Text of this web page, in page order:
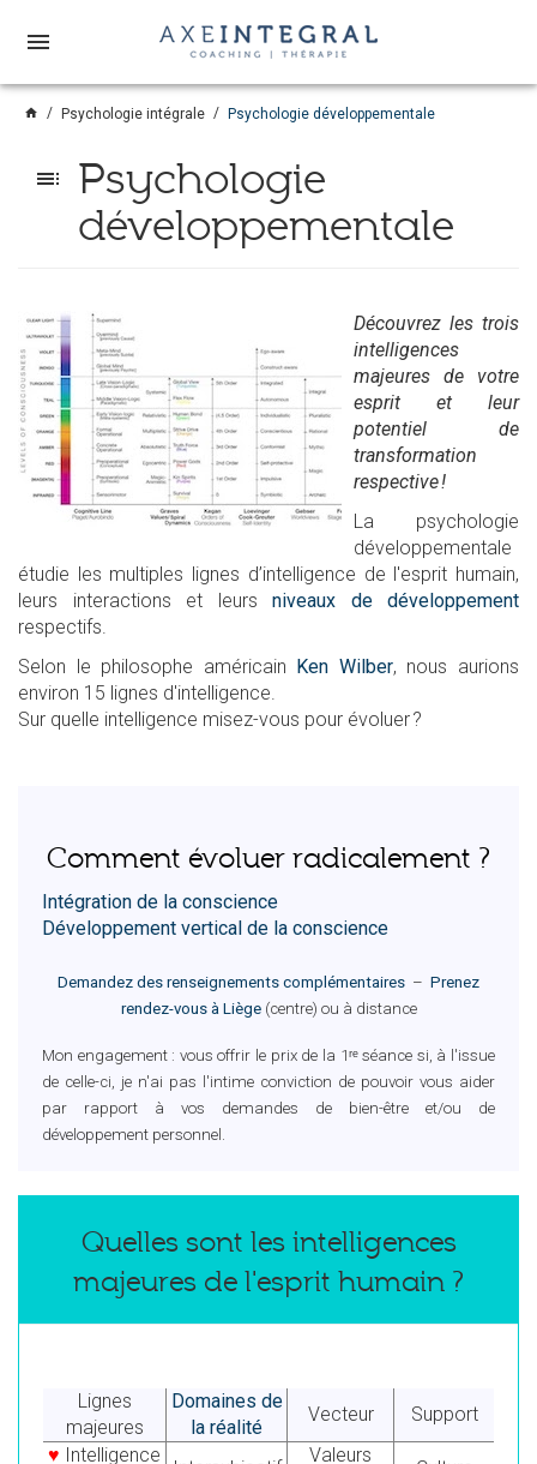
menu
home Psychologie intégrale Psychologie développementale
toc
Psychologie
développementale
Découvrez les trois
intelligences
majeures de votre
esprit et leur
potentiel de
transformation
respective !
La psychologie
développementale
étudie les multiples lignes d’intelligence de l'esprit humain,
leurs interactions et leurs niveaux de développement
respectifs.
Selon le philosophe américain Ken Wilber, nous aurions
environ 15 lignes d'intelligence.
Sur quelle intelligence misez-vous pour évoluer ?
Comment évoluer radicalement ?
Intégration de la conscience
Développement vertical de la conscience
Demandez des renseignements complémentaires – Prenez
rendez-vous à Liège(centre) ou à distance
Mon engagement : vous offrir le prix de la 1ʳᵉ séance si, à l'issue
de celle-ci, je n'ai pas l'intime conviction de pouvoir vous aider
par rapport à vos demandes de bien-être et/ou de
développement personnel.
Quelles sont les intelligences
majeures de l'esprit humain ?
Lignes
majeures
Domaines de
la réalité
Vecteur
Support
♥ Intelligence
Valeurs